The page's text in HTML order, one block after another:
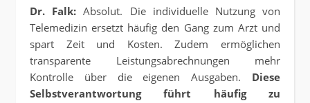
Dr. Falk: Absolut. Die individuelle Nutzung von
Telemedizin ersetzt häufig den Gang zum Arzt und
spart Zeit und Kosten. Zudem ermöglichen
transparente Leistungsabrechnungen mehr
Kontrolle über die eigenen Ausgaben. Diese
Selbstverantwortung führt häufig zu